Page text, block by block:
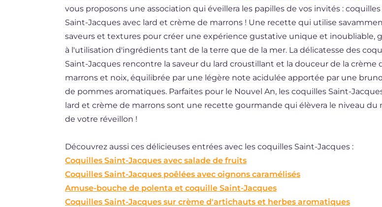
vous proposons une association qui éveillera les papilles de vos invités : coquilles
Saint-Jacques avec lard et crème de marrons ! Une recette qui utilise
saveurs et textures pour créer une expérience gustative unique et inoubliable,
à l'utilisation d'ingrédients tant de la terre que de la mer. La délicatesse des
Saint-Jacques rencontre la saveur du lard croustillant et la douceur de la crème
marrons et noix, équilibrée par une légère note acidulée apportée par une
de pommes aromatiques. Parfaites pour le Nouvel An, les coquilles Saint-
lard et crème de marrons sont une recette gourmande qui élèvera le niveau du
de votre réveillon !
Découvrez aussi ces délicieuses entrées avec les coquilles Saint-Jacques :
Coquilles Saint-Jacques avec salade de fruits
Coquilles Saint-Jacques poêlées avec oignons caramélisés
Amuse-bouche de polenta et coquille Saint-Jacques
Coquilles Saint-Jacques sur crème d'artichauts et herbes aromatiques